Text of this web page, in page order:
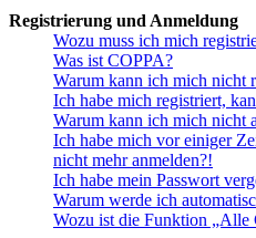
Registrierung und Anmeldung
Wozu muss ich mich
Was ist COPPA?
Warum kann ich mich nicht
Ich habe mich registriert,
Warum kann ich mich nicht
Ich habe mich vor einiger
nicht mehr anmelden?!
Ich habe mein Passwort
Warum werde ich
Wozu ist die Funktion „Alle